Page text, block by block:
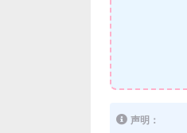
声明：